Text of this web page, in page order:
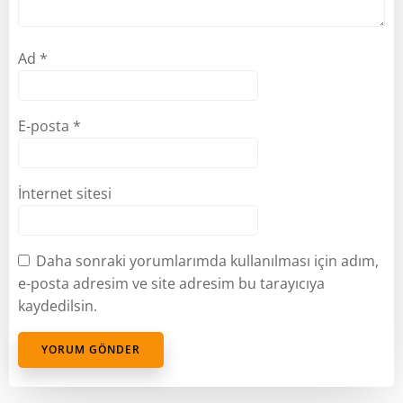
Ad *
E-posta *
İnternet sitesi
Daha sonraki yorumlarımda kullanılması için adım,
e-posta adresim ve site adresim bu tarayıcıya
kaydedilsin.